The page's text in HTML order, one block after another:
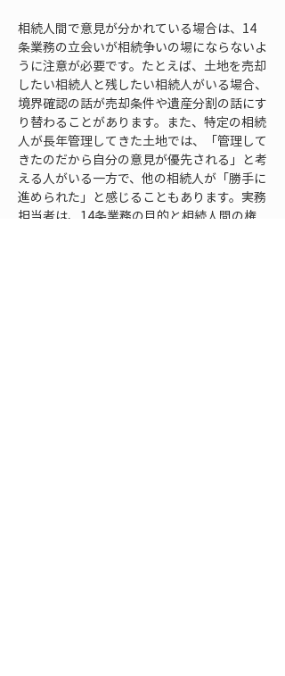
相続人間で意見が分かれている場合は、14
条業務の立会いが相続争いの場にならないよ
うに注意が必要です。たとえば、土地を売却
したい相続人と残したい相続人がいる場合、
境界確認の話が売却条件や遺産分割の話にす
り替わることがあります。また、特定の相続
人が長年管理してきた土地では、「管理して
きたのだから自分の意見が優先される」と考
える人がいる一方で、他の相続人が「勝手に
進められた」と感じることもあります。実務
担当者は、14条業務の目的と相続人間の権